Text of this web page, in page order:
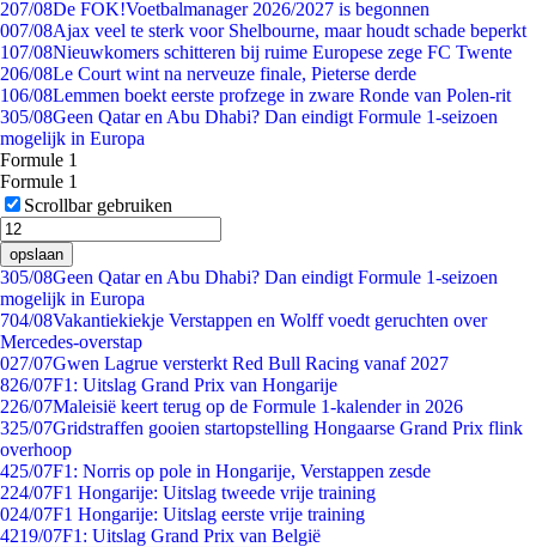
207/08De FOK!Voetbalmanager 2026/2027 is begonnen
007/08Ajax veel te sterk voor Shelbourne, maar houdt schade beperkt
107/08Nieuwkomers schitteren bij ruime Europese zege FC Twente
206/08Le Court wint na nerveuze finale, Pieterse derde
106/08Lemmen boekt eerste profzege in zware Ronde van Polen-rit
305/08Geen Qatar en Abu Dhabi? Dan eindigt Formule 1-seizoen
mogelijk in Europa
Formule 1
Formule 1
Scrollbar gebruiken
opslaan
305/08Geen Qatar en Abu Dhabi? Dan eindigt Formule 1-seizoen
mogelijk in Europa
704/08Vakantiekiekje Verstappen en Wolff voedt geruchten over
Mercedes-overstap
027/07Gwen Lagrue versterkt Red Bull Racing vanaf 2027
826/07F1: Uitslag Grand Prix van Hongarije
226/07Maleisië keert terug op de Formule 1-kalender in 2026
325/07Gridstraffen gooien startopstelling Hongaarse Grand Prix flink
overhoop
425/07F1: Norris op pole in Hongarije, Verstappen zesde
224/07F1 Hongarije: Uitslag tweede vrije training
024/07F1 Hongarije: Uitslag eerste vrije training
4219/07F1: Uitslag Grand Prix van België